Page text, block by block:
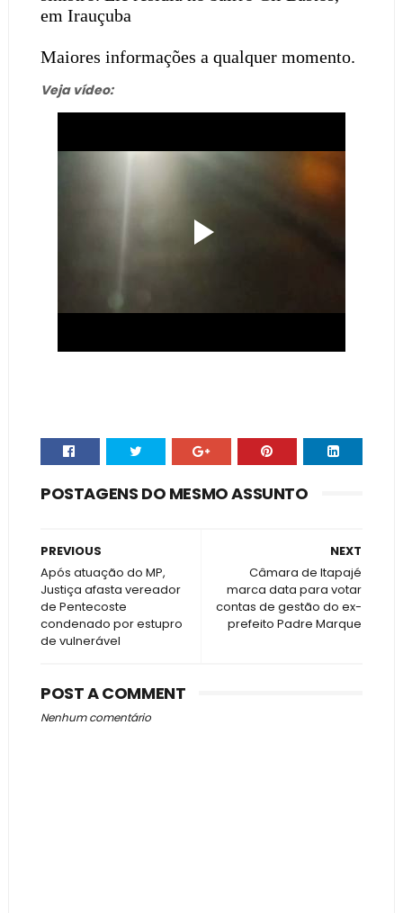
em Irauçuba
Maiores informações a qualquer momento.
Veja vídeo:
POSTAGENS DO MESMO ASSUNTO
NEXT
Câmara de Itapajé
marca data para votar
contas de gestão do ex-
prefeito Padre Marque
PREVIOUS
Após atuação do MP,
Justiça afasta vereador
de Pentecoste
condenado por estupro
de vulnerável
POST A COMMENT
Nenhum comentário